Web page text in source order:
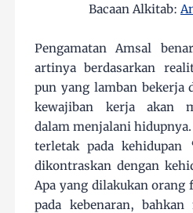
Bacaan Alkitab:
Pengamatan Amsal
artinya berdasarkan
pun yang lamban bekerja
kewajiban kerja akan
dalam menjalani
terletak pada kehidupan
dikontraskan dengan
Apa yang dilakukan orang
pada kebenaran, bahkan